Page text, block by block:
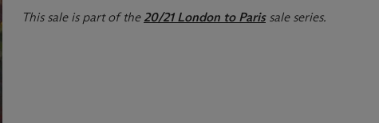
This sale is part of the 20/21 London to Parissale series.